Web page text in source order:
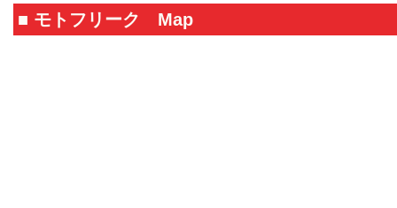
■ モトフリーク Map